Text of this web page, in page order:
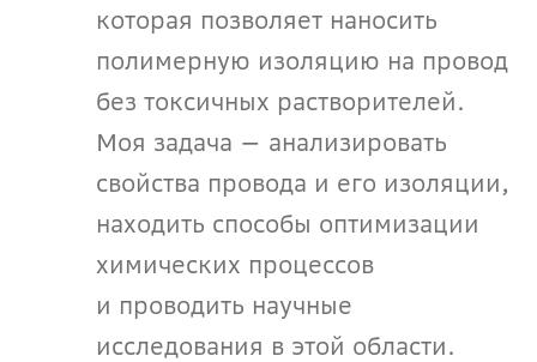
которая позволяет наносить
полимерную изоляцию на провод
без токсичных растворителей.
Моя задача — анализировать
свойства провода и его изоляции,
находить способы оптимизации
химических процессов
и проводить научные
исследования в этой области.